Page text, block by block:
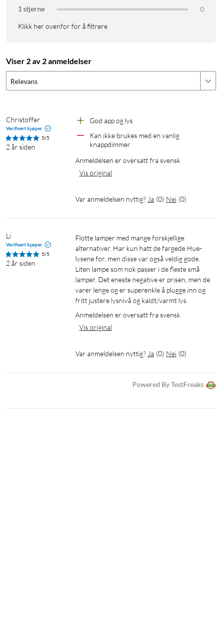
Levetid: 25 000 t
Wattstyrke: 5,1 W
Fargegjengivelsesindeks: 80
E14
1 stjerne
0
Klikk her ovenfor for å filtrere
Viser 2 av 2 anmeldelser
Relevans
Christoffer
Verifisert kjøper
5/5
2 år siden
God app og lys
Kan ikke brukes med en vanlig
knappdimmer
Anmeldelsen er oversatt fra svensk
Vis original
Var anmeldelsen nyttig? Ja (0) Nei (0)
Li
Verifisert kjøper
5/5
2 år siden
Flotte lamper med mange forskjellige
alternativer. Har kun hatt de fargede Hue-
lysene før, men disse var også veldig gode.
Liten lampe som nok passer i de fleste små
lamper. Det eneste negative er prisen, men de
varer lenge og er superenkle å plugge inn og
fritt justere lysnivå og kaldt/varmt lys.
Anmeldelsen er oversatt fra svensk
Vis original
Var anmeldelsen nyttig? Ja (0) Nei (0)
Powered By TestFreaks